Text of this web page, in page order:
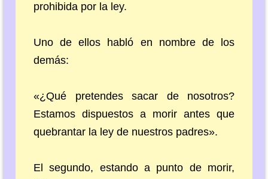
prohibida por la ley.
Uno de ellos habló en nombre de los
demás:
«¿Qué pretendes sacar de nosotros?
Estamos dispuestos a morir antes que
quebrantar la ley de nuestros padres».
El segundo, estando a punto de morir,